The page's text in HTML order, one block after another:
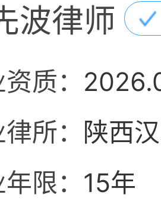
波律师
质：
所：
陕西
限： 15年